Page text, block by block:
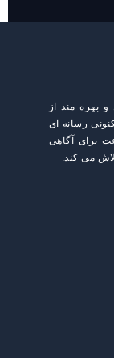
بهره مند از
رسانه ای
برای آگاهی
می کند.